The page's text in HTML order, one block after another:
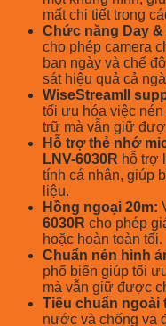
mất chi tiết trong
Chức năng Day &
cho phép camera
ban ngày và chế
sát hiệu quả cả
WiseStreamII
tối ưu hóa việc
trữ mà vẫn giữ
Hỗ trợ thẻ nhớ
LNV-6030R hỗ trợ
tính cá nhân, giúp
liệu.
Hồng ngoại 20m:
6030R cho phép
hoặc hoàn toàn tối.
Chuẩn nén hình
phổ biến giúp tối
mà vẫn giữ được
Tiêu chuẩn ngoài
nước và chống va